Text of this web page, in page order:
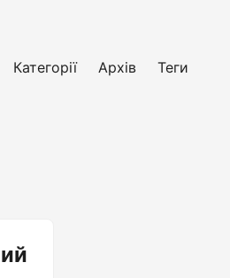
Категорії Архів Теги